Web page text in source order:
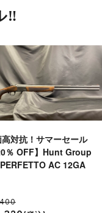
‼︎
高対抗！サマーセール
％ OFF】Hunt Group
AC 12GA